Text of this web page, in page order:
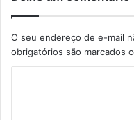
O seu endereço de e-mail
obrigatórios são marcados